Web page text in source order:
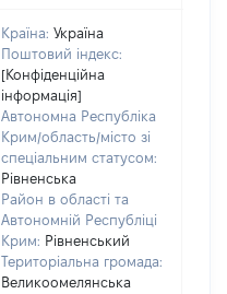
Країна: Україна
Поштовий індекс:
[Конфіденційна
інформація]
Автономна Республіка
Крим/область/місто зі
спеціальним статусом:
Рівненська
Район в області та
Автономній Республіці
Крим: Рівненський
Територіальна громада:
Великоомелянська